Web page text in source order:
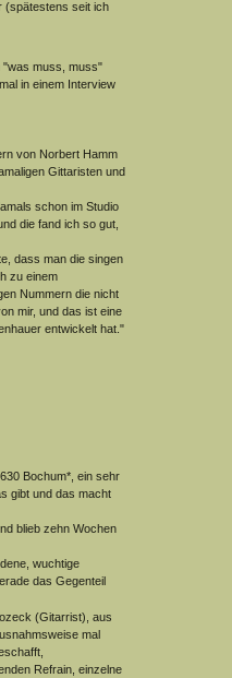
(spätestens seit ich
"was muss, muss"
in einem Interview
von Norbert Hamm
Gittaristen und
schon im Studio
die fand ich so gut,
dass man die singen
zu einem
Nummern die nicht
mir, und das ist eine
entwickelt hat."
Bochum*, ein sehr
gibt und das macht
blieb zehn Wochen
wuchtige
das Gegenteil
(Gitarrist), aus
mal
Refrain, einzelne